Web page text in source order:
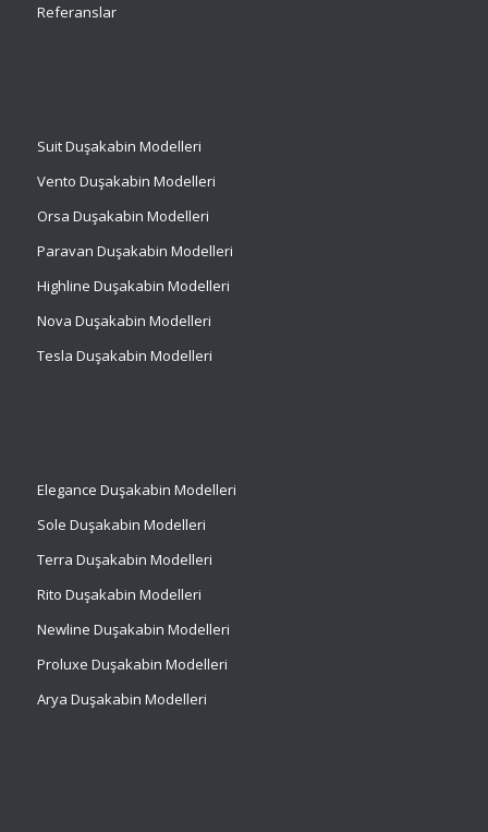
Referanslar
SuitDuşakabin Modelleri
Vento Duşakabin Modelleri
Orsa Duşakabin Modelleri
Paravan Duşakabin Modelleri
Highline Duşakabin Modelleri
Nova Duşakabin Modelleri
Tesla Duşakabin Modelleri
Elegance Duşakabin Modelleri
Sole Duşakabin Modelleri
Terra Duşakabin Modelleri
Rito Duşakabin Modelleri
Newline Duşakabin Modelleri
Proluxe Duşakabin Modelleri
Arya Duşakabin Modelleri